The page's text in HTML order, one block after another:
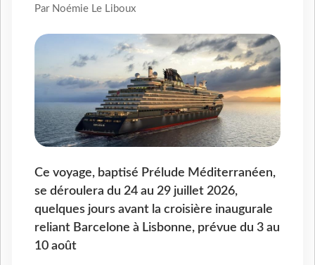
Par Noémie Le Liboux
Ce voyage, baptisé Prélude Méditerranéen,
se déroulera du 24 au 29 juillet 2026,
quelques jours avant la croisière inaugurale
reliant Barcelone à Lisbonne, prévue du 3 au
10 août